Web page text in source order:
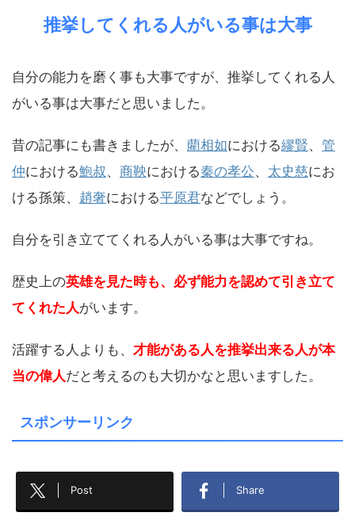
推挙してくれる人がいる事は大事
自分の能力を磨く事も大事ですが、推挙してくれる人
がいる事は大事だと思いました。
昔の記事にも書きましたが、 藺相如における繆賢、 管
仲における鮑叔 、 商鞅における秦の孝公、 太史慈にお
ける孫策、 趙奢における平原君などでしょう。
自分を引き立ててくれる人がいる事は大事ですね。
歴史上の英雄を見た時も、必ず能力を認めて引き立て
てくれた人がいます。
活躍する人よりも、 才能がある人を推挙出来る人が本
当の偉人だと考えるのも大切かなと思いますした。
スポンサーリンク
Post Share